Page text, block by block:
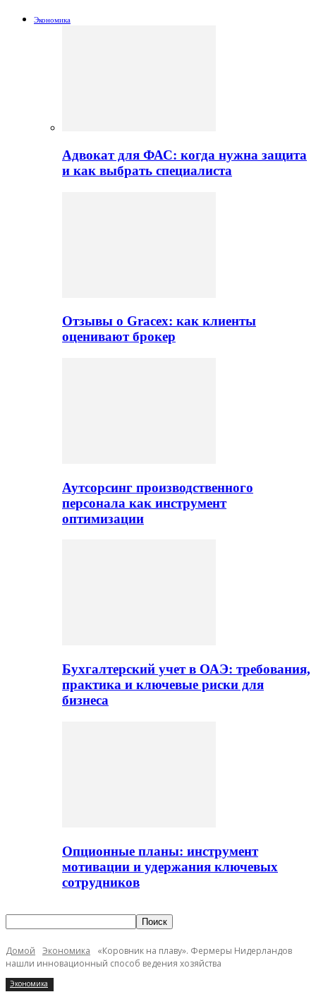
Экономика
Адвокат для ФАС: когда нужна защита
и как выбрать специалиста
Отзывы о Gracex: как клиенты
оценивают брокер
Аутсорсинг производственного
персонала как инструмент
оптимизации
Бухгалтерский учет в ОАЭ: требования,
практика и ключевые риски для
бизнеса
Опционные планы: инструмент
мотивации и удержания ключевых
сотрудников
Домой Экономика
«Коровник на плаву». Фермеры Нидерландов
нашли инновационный способ ведения хозяйства
Экономика